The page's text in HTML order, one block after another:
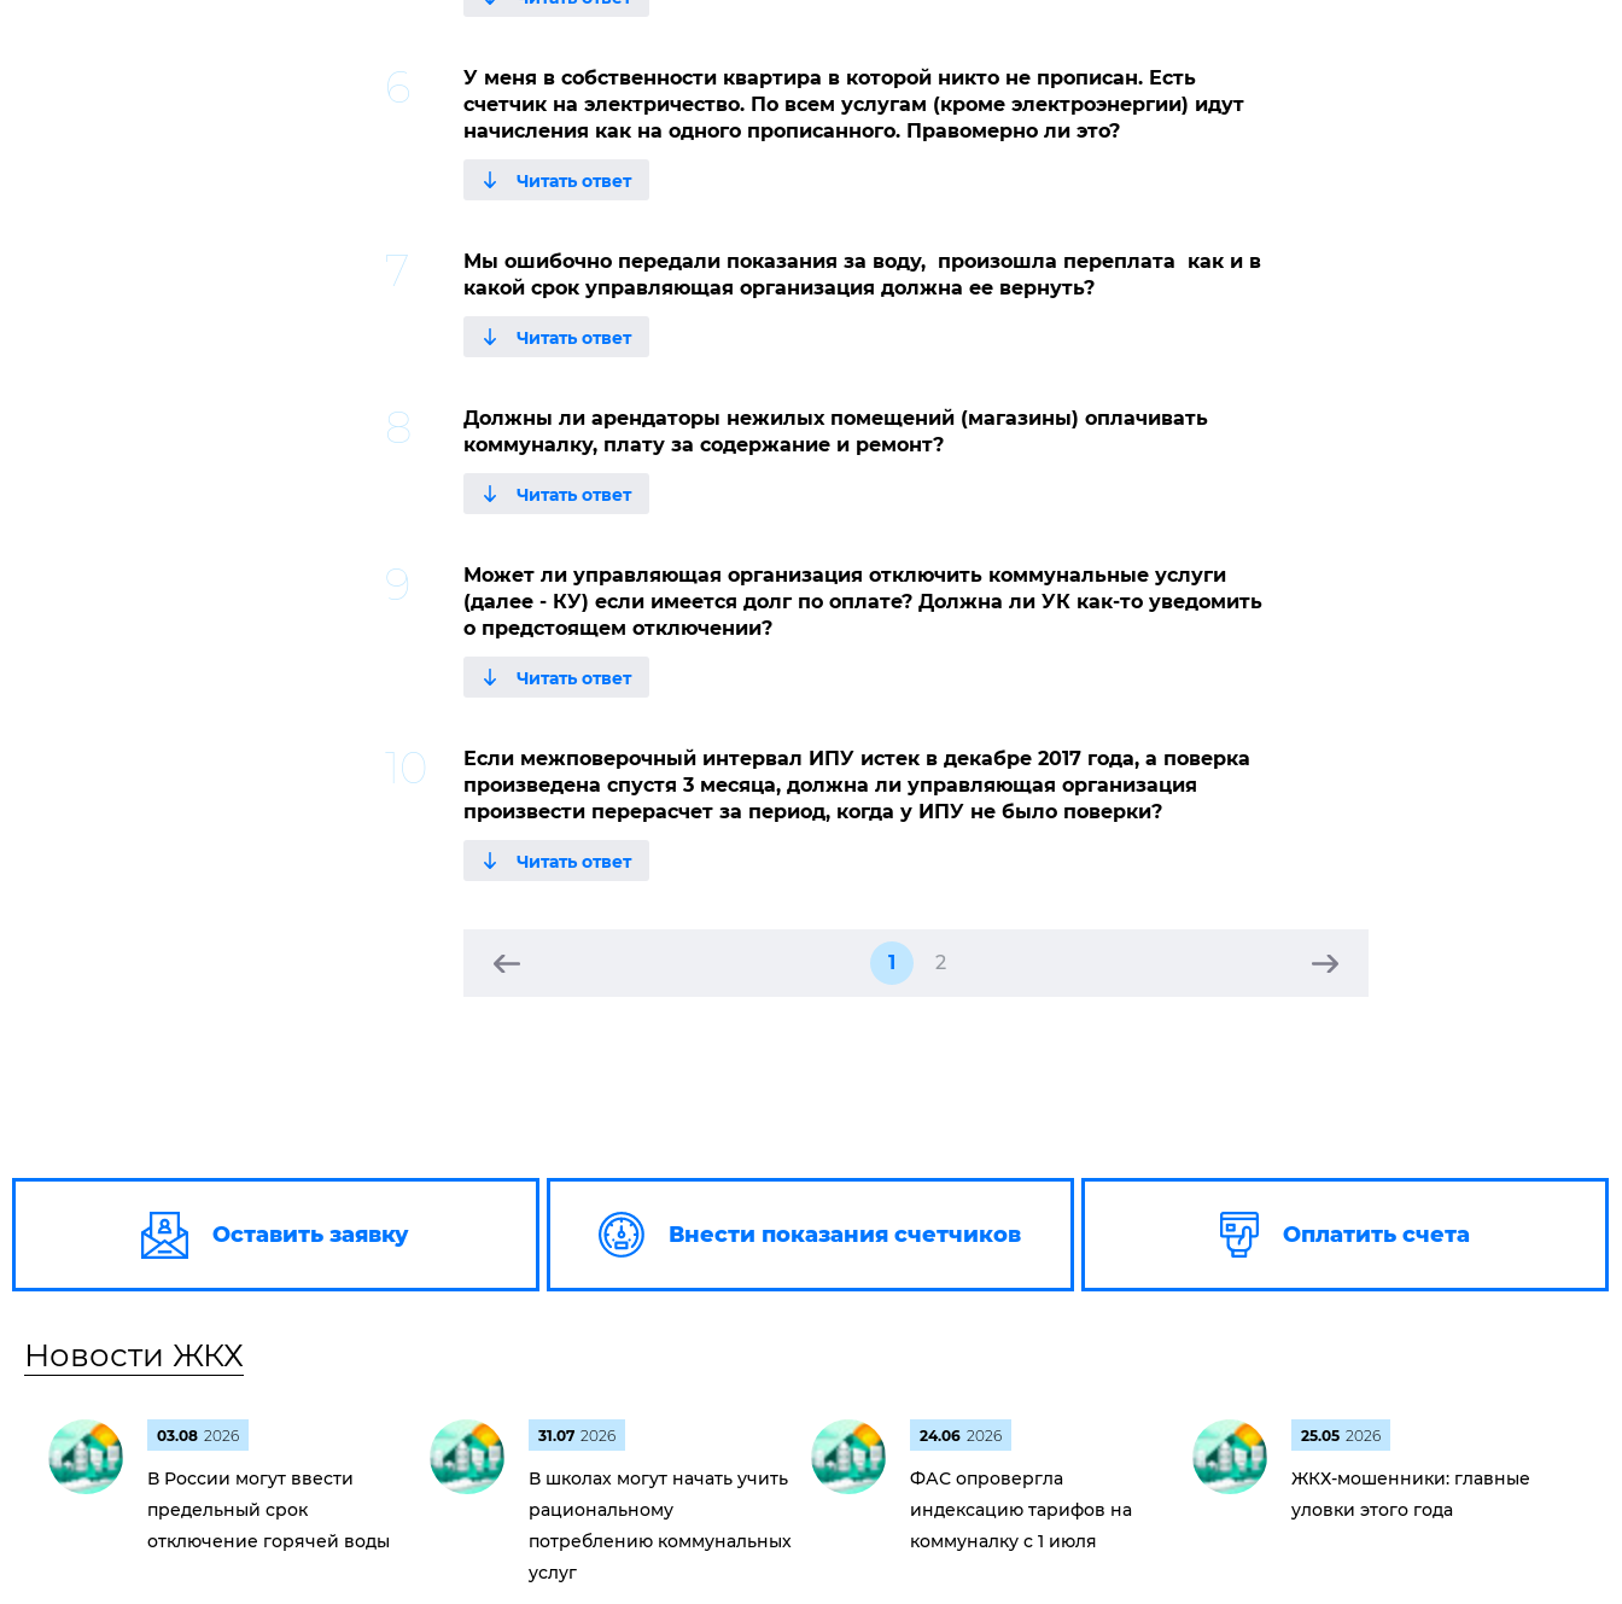
У меня в собственности квартира в которой никто не прописан. Есть
счетчик на электричество. По всем услугам (кроме электроэнергии) идут
начисления как на одного прописанного. Правомерно ли это?
Мы ошибочно передали показания за воду, произошла переплата как и в
какой срок управляющая организация должна ее вернуть?
Должны ли арендаторы нежилых помещений (магазины) оплачивать
коммуналку, плату за содержание и ремонт?
Может ли управляющая организация отключить коммунальные услуги
(далее - КУ) если имеется долг по оплате? Должна ли УК как-то уведомить
о предстоящем отключении?
Если межповерочный интервал ИПУ истек в декабре 2017 года, а поверка
произведена спустя 3 месяца, должна ли управляющая организация
произвести перерасчет за период, когда у ИПУ не было поверки?
1 2
Оставить заявку Внести показания счетчиков Оплатить счета
Новости ЖКХ
03.08 2026
В России могут ввести
предельный срок
отключение горячей воды
31.07 2026
В школах могут начать учить
рациональному
потреблению коммунальных
услуг
24.06 2026
ФАС опровергла
индексацию тарифов на
коммуналку с 1 июля
25.05 2026
ЖКХ-мошенники: главные
уловки этого года